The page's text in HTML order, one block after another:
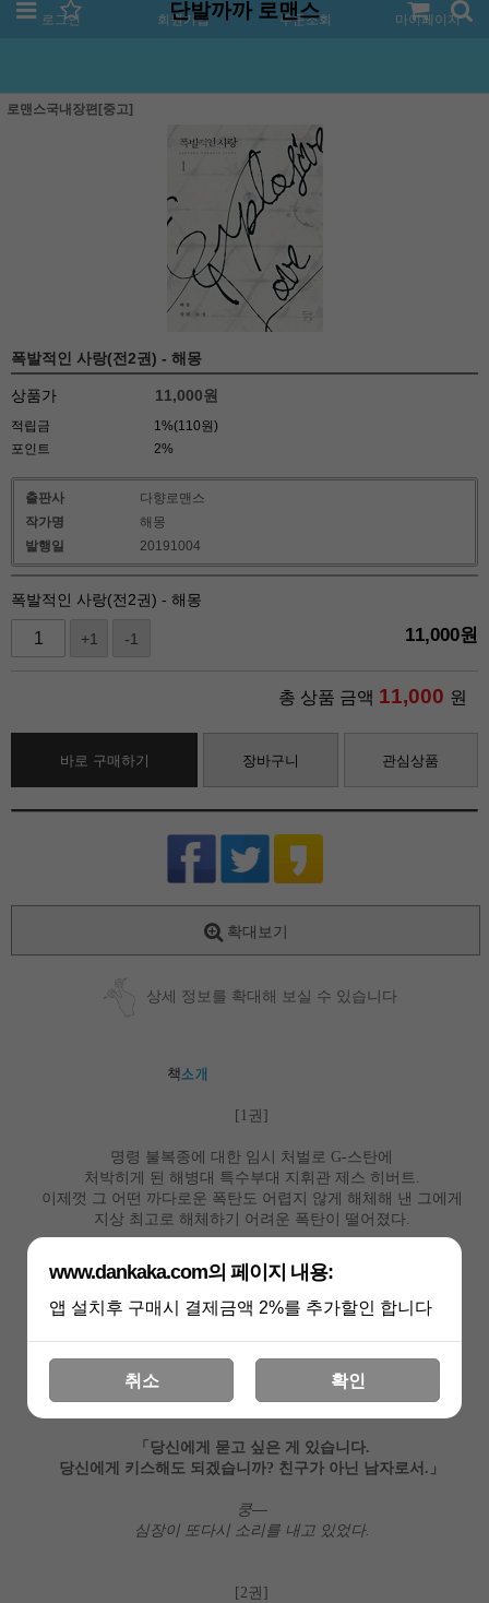
로그인 회원가입 주문조회 마이페이지
단발까까 로맨스
로맨스국내장편[중고]
폭발적인 사랑(전2권) - 해몽
상품가 11,000원
적립금
1%(110원)
포인트
2%
출판사
다향로맨스
작가명
해몽
발행일
20191004
폭발적인 사랑(전2권) - 해몽
+1 -1 11,000원
총 상품 금액 11,000 원
바로 구매하기 장바구니 관심상품
확대보기
상세 정보를 확대해 보실 수 있습니다
[1권 ]
명령 불복종에 대한 임시 처벌로G-스탄에
처박히게 된 해병대 특수부대 지휘관 제스 히버트.
이제껏 그 어떤 까다로운 폭탄도 어렵지 않게 해체해 낸 그에게
지상 최고로 해체하기 어려운 폭탄이 떨어졌다.
「 그럼 이제 우리 친구가 된 건가요
사실 난 친구가 많이 없어서 어느 정도 만나고 가까워져야
친구라는 단어를 갖다 붙일 수 있는지 감을 못 잡거든요.
충동적인 실수 한 번에 도망치듯 분쟁 지역인G-스탄으로
파병을 온 군의관 김진
사랑을 떠올릴 때마다 죄책감에 시달리던 그녀에게
새로운 감정을 느끼게 하는 남자가 나타났다.
「 당신에게 묻고 싶은 게 있습니다.
당신에게 키스해도 되겠습니까? 친구가 아닌 남자로서 . 」
쿵―
심장이 또다시 소리를 내고 있었다.
[2권 ]
www.dankaka.com의 페이지 내용:
앱 설치후 구매시 결제금액 2%를 추가할인 합니다
취소 확인